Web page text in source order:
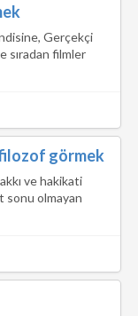
Gerçekçi
sıradan filmler
görmek
ve hakikati
sonu olmayan